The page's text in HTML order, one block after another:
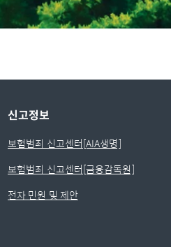
신고정보
보험범죄 신고센터[AIA생명]
보험범죄 신고센터[금융감독원]
전자 민원 및 제안